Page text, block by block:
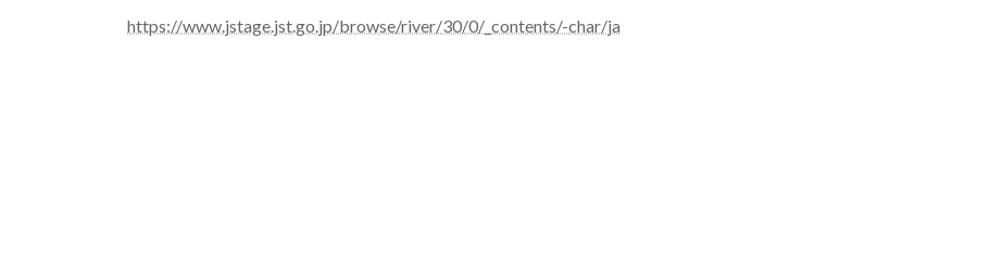
https://www.jstage.jst.go.jp/browse/river/30/0/_contents/-char/ja